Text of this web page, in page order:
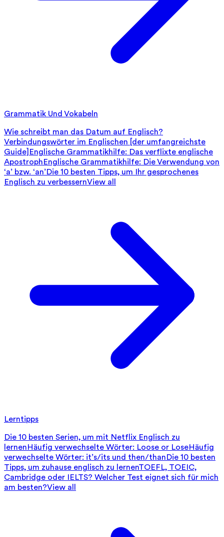
Grammatik Und Vokabeln
Wie schreibt man das Datum auf Englisch?
Verbindungswörter im Englischen [der umfangreichste
Guide] Englische Grammatikhilfe: Das verflixte englische
ApostrophEnglische Grammatikhilfe: Die Verwendung von
‘a’ bzw. ‘an’Die 10 besten Tipps, um Ihr gesprochenes
Englisch zu verbessernView all
Lerntipps
Die 10 besten Serien, um mit Netflix Englisch zu
lernenHäufig verwechselte Wörter: Loose or LoseHäufig
verwechselte Wörter: it’s/its und then/thanDie 10 besten
Tipps, um zuhause englisch zu lernenTOEFL, TOEIC,
Cambridge oder IELTS? Welcher Test eignet sich für mich
am besten?View all